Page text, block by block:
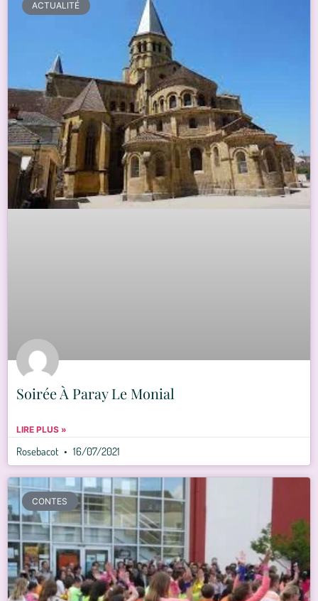
ACTUALITÉ
Soirée À Paray Le Monial
LIRE PLUS »
Rosebacot 16/07/2021
CONTES